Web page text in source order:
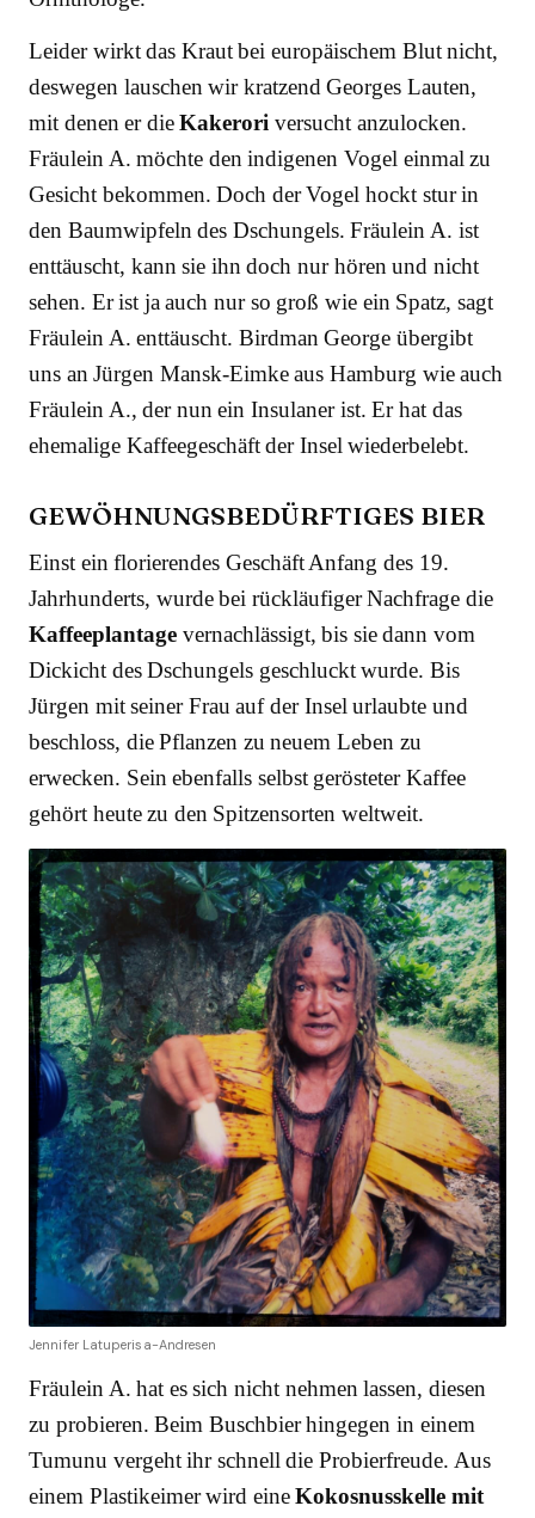
Leider wirkt das Kraut bei europäischem Blut nicht,
deswegen lauschen wir kratzend Georges Lauten,
mit denen er dieKakerori versucht anzulocken.
Fräulein A. möchte den indigenen Vogel einmal zu
Gesicht bekommen. Doch der Vogel hockt stur in
den Baumwipfeln des Dschungels. Fräulein A. ist
enttäuscht, kann sie ihn doch nur hören und nicht
sehen. Er ist ja auch nur so groß wie ein Spatz, sagt
Fräulein A. enttäuscht. Birdman George übergibt
uns an Jürgen Mansk-Eimke aus Hamburg wie auch
Fräulein A., der nun ein Insulaner ist. Er hat das
ehemalige Kaffeegeschäft der Insel wiederbelebt.
GEWÖHNUNGSBEDÜRFTIGES BIER
Einst ein florierendes Geschäft Anfang des 19.
Jahrhunderts, wurde bei rückläufiger Nachfrage die
Kaffeeplantage vernachlässigt, bis sie dann vom
Dickicht des Dschungels geschluckt wurde. Bis
Jürgen mit seiner Frau auf der Insel urlaubte und
beschloss, die Pflanzen zu neuem Leben zu
erwecken. Sein ebenfalls selbst gerösteter Kaffee
gehört heute zu den Spitzensorten weltweit.
Jennifer Latuperisa-Andresen
Fräulein A. hat es sich nicht nehmen lassen, diesen
zu probieren. Beim Buschbier hingegen in einem
Tumunu vergeht ihr schnell die Probierfreude. Aus
einem Plastikeimer wird eineKokosnusskelle mit